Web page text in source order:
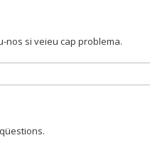
nos si veieu cap problema.